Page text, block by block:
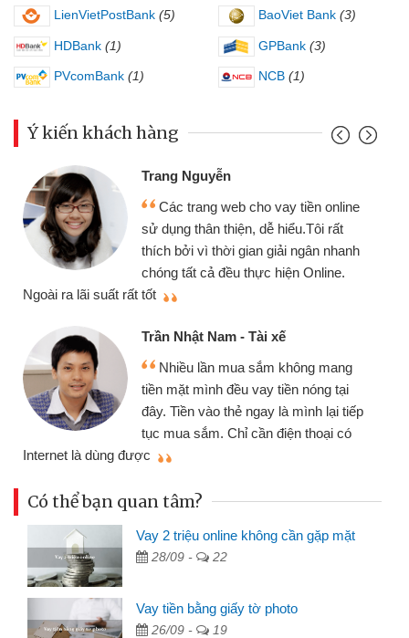
LienVietPostBank (5) BaoViet Bank (3)
HDBank (1) GPBank (3)
PVcomBank (1) NCB (1)
Ý kiến khách hàng
Trang Nguyễn
Các trang web cho vay tiền online
sử dụng thân thiện, dễ hiểu.Tôi rất
thích bởi vì thời gian giải ngân nhanh
chóng tất cả đều thực hiện Online.
Ngoài ra lãi suất rất tốt
Trần Nhật Nam - Tài xế
Nhiều lần mua sắm không mang
tiền mặt mình đều vay tiền nóng tại
đây. Tiền vào thẻ ngay là mình lại tiếp
tục mua sắm. Chỉ cần điện thoại có
Internet là dùng được
Có thể bạn quan tâm?
Vay 2 triệu online không cần gặp mặt
28/09 - 22
Vay tiền bằng giấy tờ photo
26/09 - 19